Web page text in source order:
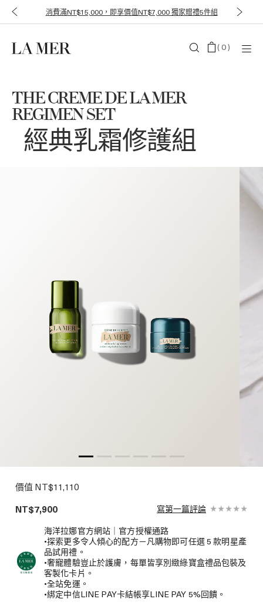
消費滿NT$15,000，即享價值NT$7,000 獨家贈禮5件組
(0)
THE CREME DE LA MER
REGIMEN SET
經典乳霜修護組
價值 NT$11,110
NT$7,900
寫第一篇評論
海洋拉娜官方網站｜官方授權通路
•探索更多令人傾心的配方－凡購物即可任選 5 款明星產
品試用禮。
•奢寵體驗豈止於護膚，每單皆享別緻綠寶盒禮品包裝及
客製化卡片。
•全站免運。
•綁定中信LINE PAY卡結帳享LINE PAY 5%回饋。